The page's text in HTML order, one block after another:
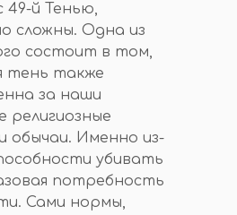
49-й Тенью,
сложны. Одна из
состоит в том,
тень также
за наши
религиозные
обычаи. Именно из-
убивать
потребность
Сами нормы,